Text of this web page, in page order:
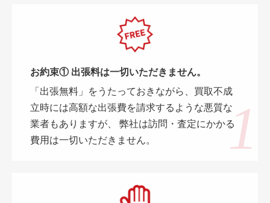
お約束① 出張料は一切いただきません。
「出張無料」をうたっておきながら、買取不成
立時には高額な出張費を請求するような悪質な
業者もありますが、 弊社は訪問・査定にかかる
費用は一切いただきません。